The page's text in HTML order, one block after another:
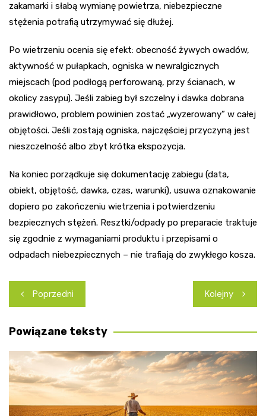
zakamarki i słabą wymianę powietrza, niebezpieczne
stężenia potrafią utrzymywać się dłużej.
Po wietrzeniu ocenia się efekt: obecność żywych owadów,
aktywność w pułapkach, ogniska w newralgicznych
miejscach (pod podłogą perforowaną, przy ścianach, w
okolicy zasypu). Jeśli zabieg był szczelny i dawka dobrana
prawidłowo, problem powinien zostać „wyzerowany” w całej
objętości. Jeśli zostają ogniska, najczęściej przyczyną jest
nieszczelność albo zbyt krótka ekspozycja.
Na koniec porządkuje się dokumentację zabiegu (data,
obiekt, objętość, dawka, czas, warunki), usuwa oznakowanie
dopiero po zakończeniu wietrzenia i potwierdzeniu
bezpiecznych stężeń. Resztki/odpady po preparacie traktuje
się zgodnie z wymaganiami produktu i przepisami o
odpadach niebezpiecznych – nie trafiają do zwykłego kosza.
Nawigacja
wpisu
Poprzedni Kolejny
Powiązane teksty